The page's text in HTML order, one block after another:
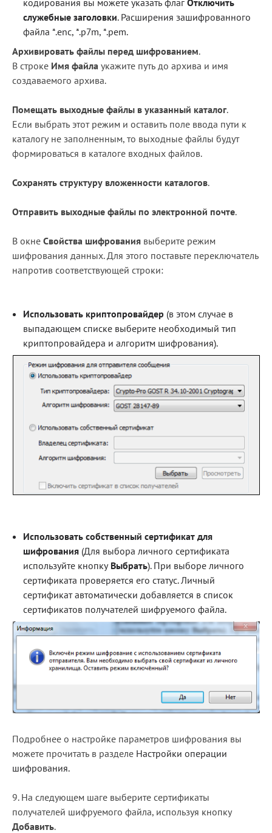
кодирования вы можете указать флаг Отключить
служебные заголовки. Расширения зашифрованного
файла *.enc, *.p7m, *.pem.
Архивировать файлы перед шифрованием.
В строке Имя файла укажите путь до архива и имя
создаваемого архива.
Помещать выходные файлы в указанный каталог.
Если выбрать этот режим и оставить поле ввода пути к
каталогу не заполненным, то выходные файлы будут
формироваться в каталоге входных файлов.
Сохранять структуру вложенности каталогов.
Отправить выходные файлы по электронной почте.
В окне Свойства шифрования выберите режим
шифрования данных. Для этого поставьте переключатель
напротив соответствующей строки:
Использовать криптопровайдер (в этом случае в
выпадающем списке выберите необходимый тип
криптопровайдера и алгоритм шифрования).
Использовать собственный сертификат для
шифрования (Для выбора личного сертификата
используйте кнопку Выбрать). При выборе личного
сертификата проверяется его статус. Личный
сертификат автоматически добавляется в список
сертификатов получателей шифруемого файла.
Подробнее о настройке параметров шифрования вы
можете прочитать в разделе Настройки операции
шифрования.
9. На следующем шаге выберите сертификаты
получателей шифруемого файла, используя кнопку
Добавить.